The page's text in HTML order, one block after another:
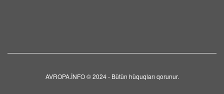
uzaqmənzilli PrSM raketlərinin
AVROPA.İNFO © 2024 - Bütün hüquqları qorunur.